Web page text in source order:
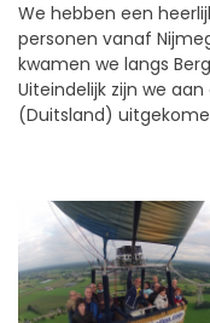
We hebben een
personen vanaf
kwamen we langs
Uiteindelijk zijn we
(Duitsland)